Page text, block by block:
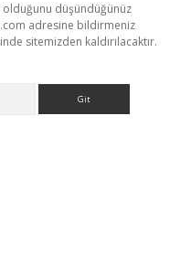
olduğunu düşündüğünüz
adresine bildirmeniz
sitemizden kaldırılacaktır.